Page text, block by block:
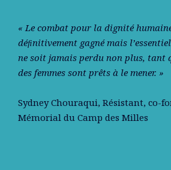
« Le combat pour la dignité
déﬁnitivement gagné mais
ne soit jamais perdu non plus, tant
des femmes sont prêts à le mener. »
Sydney Chouraqui, Résistant, co-
Mémorial du Camp des Milles